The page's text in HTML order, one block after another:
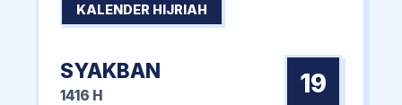
KALENDER HIJRIAH
SYAKBAN
1416 H 19